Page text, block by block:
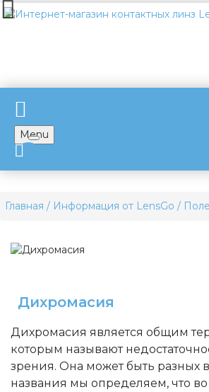
Menu
Главная Информация от LensGo
Дихромасия
Дихромасия является общим
которым называют
зрения. Она может быть разных
названия мы определяем, что во всех